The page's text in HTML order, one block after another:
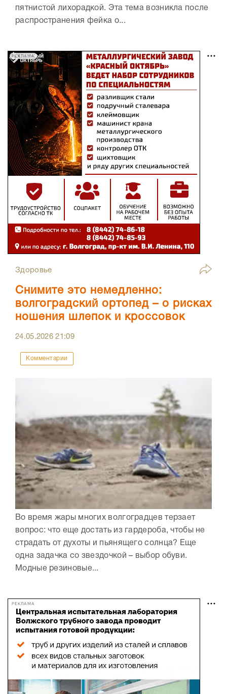
пятнистой лихорадкой. Эта тема возникла после
распространения фейка о...
РЕКЛАМА
Здоровье
Снимите это немедленно:
волгоградский ортопед – о рисках
ношения шлепок и кроссовок
24.05.202621:09
Комментарии
Во время жары многих волгоградцев терзает
вопрос: что еще достать из гардероба, чтобы не
страдать от духоты и пьянящего солнца? Еще
одна задачка со звездочкой – выбор обуви.
Модные резиновые...
РЕКЛАМА